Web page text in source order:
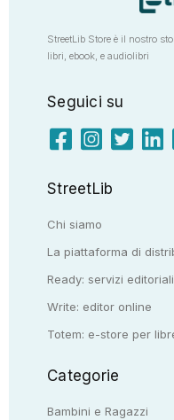
StreetLib Store è il nostro
libri, ebook, e audiolibri
Seguici su
StreetLib
Chi siamo
La piattaforma di
Ready: servizi editoriali
Write: editor online
Totem: e-store per
Categorie
Bambini e Ragazzi